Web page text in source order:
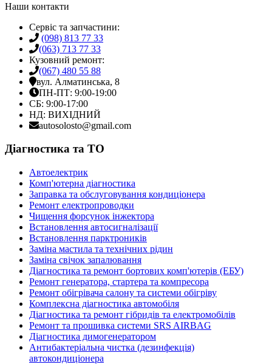
Наши контакти
Сервіс та запчастини:
(098) 813 77 33
(063) 713 77 33
Кузовний ремонт:
(067) 480 55 88
вул. Алматинська, 8
ПН-ПТ: 9:00-19:00
СБ: 9:00-17:00
НД: ВИХІДНИЙ
autosolosto@gmail.com
Діагностика та ТО
Автоелектрик
Комп'ютерна діагностика
Заправка та обслуговування кондиціонера
Ремонт електропроводки
Чищення форсунок інжектора
Встановлення автосигналізації
Встановлення парктроників
Заміна мастила та технічних рідин
Заміна свічок запалювання
Діагностика та ремонт бортових комп'ютерів (ЕБУ)
Ремонт генератора, стартера та компресора
Ремонт обігрівача салону та системи обігріву
Комплексна діагностика автомобіля
Діагностика та ремонт гібридів та електромобілів
Ремонт та прошивка системи SRS AIRBAG
Діагностика димогенератором
Антибактеріальна чистка (дезинфекція)
автокондиціонера